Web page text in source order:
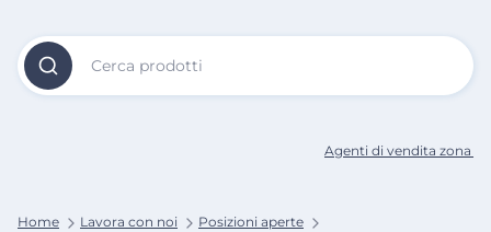
Cerca prodotti
Home Lavora con noi Posizioni aperte
Agenti di vendita zona